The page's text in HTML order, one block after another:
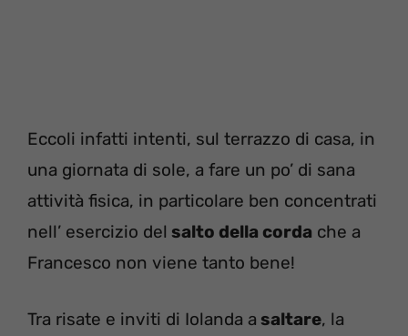
Eccoli infatti intenti, sul terrazzo di casa, in
una giornata di sole, a fare un po’ di sana
attività fisica, in particolare ben concentrati
nell’ esercizio del salto della corda che a
Francesco non viene tanto bene!
Tra risate e inviti di Iolanda a saltare, la